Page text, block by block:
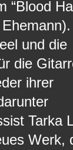
“Blood
und die
die
ihrer
Tarka
Werk,